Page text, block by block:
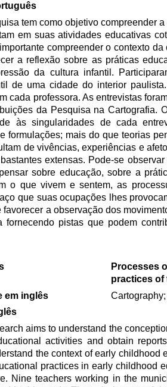
tem como objetivo compreender
em suas atividades educativas
compreender o contexto
a reflexão sobre as práticas
da cultura infantil.
de uma cidade do interior
cada professora. As entrevistas
da Pesquisa na Cartografia.
às singularidades de cada
formulações; mais do que teorias
de vivências, experiências e
extensas. Pode-se
sobre educação, sobre a
o que vivem e sentem, as
que suas ocupações lhes
favorecer a observação dos
fornecendo pistas que podem
Processes
practices of
em inglês
aims to understand the
activities and obtain
the context of early
practices in early childhood
Nine teachers working in the